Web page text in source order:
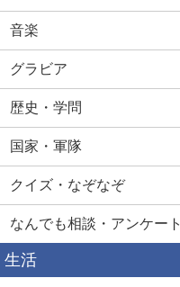
音楽
グラビア
歴史・学問
国家・軍隊
クイズ・なぞなぞ
なんでも相談・アンケート
生活